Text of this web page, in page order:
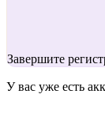
Завершите
У вас уже есть